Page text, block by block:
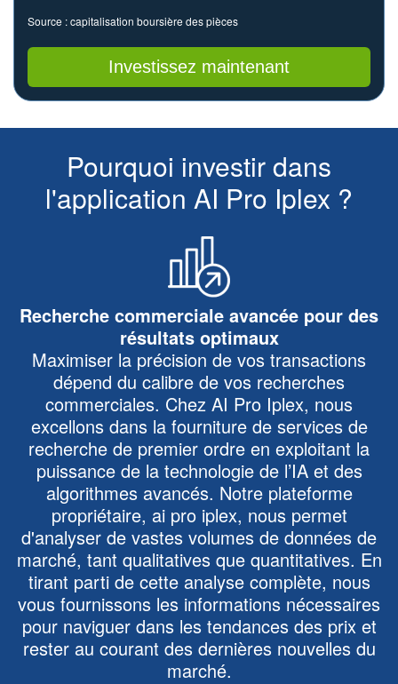
Source : capitalisation boursière des pièces
Investissez maintenant
Pourquoi investir dans
l'application AI Pro Iplex ?
Recherche commerciale avancée pour des
résultats optimaux
Maximiser la précision de vos transactions
dépend du calibre de vos recherches
commerciales. Chez AI Pro Iplex, nous
excellons dans la fourniture de services de
recherche de premier ordre en exploitant la
puissance de la technologie de l’IA et des
algorithmes avancés. Notre plateforme
propriétaire, ai pro iplex, nous permet
d'analyser de vastes volumes de données de
marché, tant qualitatives que quantitatives. En
tirant parti de cette analyse complète, nous
vous fournissons les informations nécessaires
pour naviguer dans les tendances des prix et
rester au courant des dernières nouvelles du
marché.